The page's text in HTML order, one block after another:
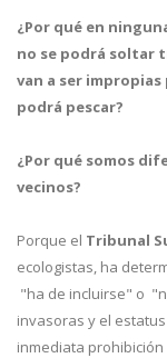
¿Por qué en
no se podrá soltar
van a ser
podrá pescar?
¿Por qué somos
vecinos?
Porque el Tribunal
ecologistas, ha
"ha de incluirse" o
invasoras y el
inmediata